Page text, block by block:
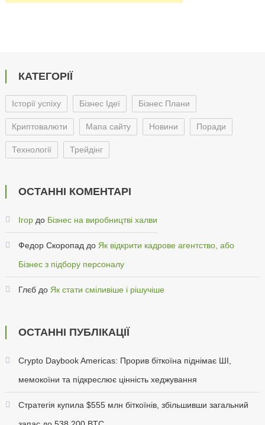
КАТЕГОРІЇ
Історії успіху Бізнес Ідеї Бізнес Плани
Криптовалюти Мапа сайту Новини Поради
Технології Трейдінг
ОСТАННІ КОМЕНТАРІ
Ігордо Бізнес на виробництві халви
Федор Скоропаддо Як відкрити кадрове агентство, або
Бізнес з підбору персоналу
Глєбдо Як стати сміливіше і рішучіше
ОСТАННІ ПУБЛІКАЦІЇ
Crypto Daybook Americas: Прорив біткоїна піднімає ШІ,
мемокоїни та підкреслює цінність хеджування
Стратегія купила $555 млн біткоїнів, збільшивши загальний